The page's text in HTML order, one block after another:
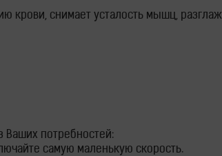
крови, снимает усталость мышц,
Ваших потребностей:
самую маленькую скорость.